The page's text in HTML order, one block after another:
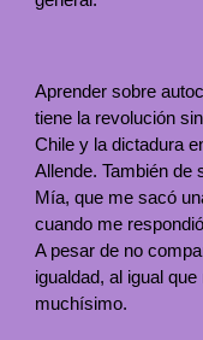
Aprender sobre
tiene la revolución
Chile y la dictadura
Allende. También de
Mía, que me sacó
cuando me
A pesar de no
igualdad, al igual
muchísimo.